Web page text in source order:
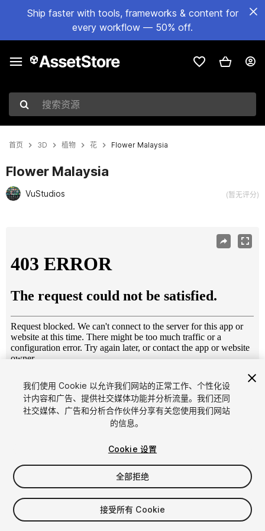
Ship faster with tools, frameworks & content for
every workflow — 50% off.
搜索资源
首页 3D 植物 花 Flower Malaysia
Flower Malaysia
VuStudios (暂无评分)
1/16
$5.99
增值税将在结算时计算
我们使用 Cookie 以允许我们网站的正常工作、个性化设
计内容和广告、提供社交媒体功能并分析流量。我们还同
社交媒体、广告和分析合作伙伴分享有关您使用我们网站
的信息。
Cookie 设置
全部拒绝
接受所有 Cookie